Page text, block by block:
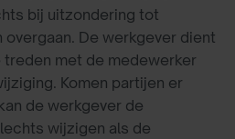
bij uitzondering tot
De werkgever dient
met de medewerker
Komen partijen er
de werkgever de
wijzigen als de